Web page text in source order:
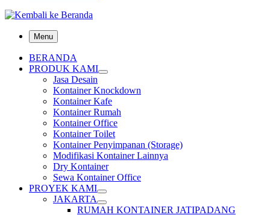
Menu
BERANDA
PRODUK KAMI
Jasa Desain
Kontainer Knockdown
Kontainer Kafe
Kontainer Rumah
Kontainer Office
Kontainer Toilet
Kontainer Penyimpanan (Storage)
Modifikasi Kontainer Lainnya
Dry Kontainer
Sewa Kontainer Office
PROYEK KAMI
JAKARTA
RUMAH KONTAINER JATIPADANG